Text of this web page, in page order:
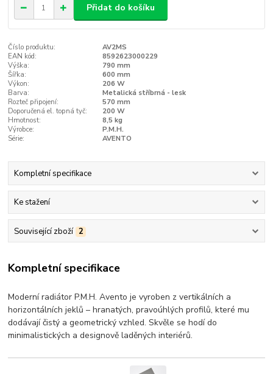
Přidat do košíku
Číslo produktu:
AV2MS
EAN kód:
8592623000229
Výška:
790 mm
Šířka:
600 mm
Výkon:
206 W
Barva:
Metalická stříbrná - lesk
Rozteč připojení:
570 mm
Doporučená el. topná tyč:
200 W
Hmotnost:
8,5 kg
Výrobce:
P.M.H.
Série:
AVENTO
Kompletní specifikace
Ke stažení
Související zboží 2
Kompletní specifikace
Moderní radiátor P.M.H. Avento je vyroben z vertikálních a
horizontálních jeklů – hranatých, pravoúhlých profilů, které mu
dodávají čistý a geometrický vzhled. Skvěle se hodí do
minimalistických a designově laděných interiérů.